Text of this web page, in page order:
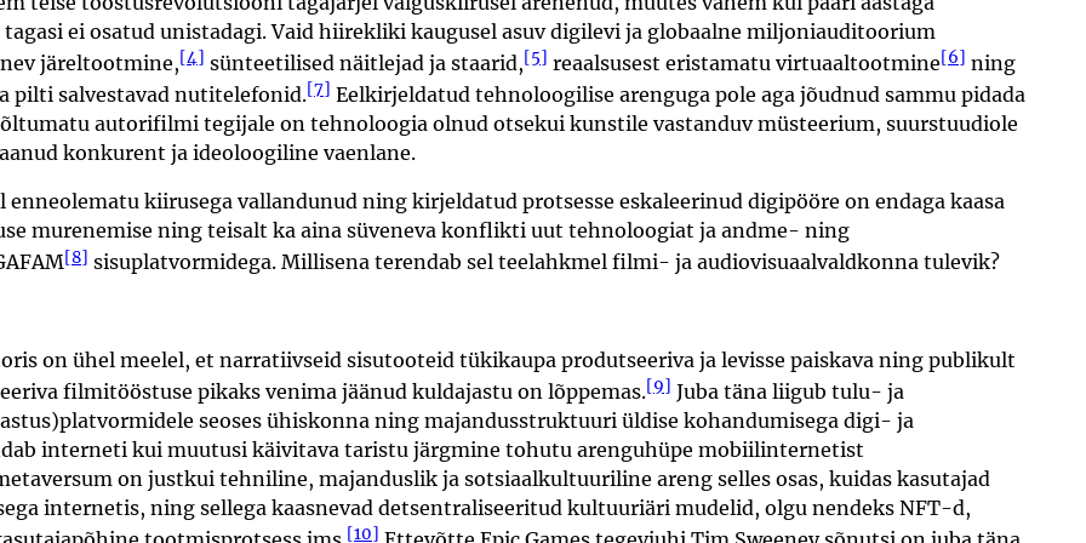
ei osatud unistadagi. Vaid hiirekliki kaugusel asuv digilevi ja globaalne miljoniauditoorium
järeltootmine,[4] sünteetilised näitlejad ja staarid,[5] reaalsusest eristamatu virtuaaltootmine[6] ning
pilti salvestavad nutitelefonid.[7] Eelkirjeldatud tehnoloogilise arenguga pole aga jõudnud sammu pidada
autorifilmi tegijale on tehnoloogia olnud otsekui kunstile vastanduv müsteerium, suurstuudiole
konkurent ja ideoloogiline vaenlane.
enneolematu kiirusega vallandunud ning kirjeldatud protsesse eskaleerinud digipööre on endaga kaasa
murenemise ning teisalt ka aina süveneva konflikti uut tehnoloogiat ja andme- ning
[8] sisuplatvormidega. Millisena terendab sel teelahkmel filmi- ja audiovisuaalvaldkonna tulevik?
on ühel meelel, et narratiivseid sisutooteid tükikaupa produtseeriva ja levisse paiskava ning publikult
filmitööstuse pikaks venima jäänud kuldajastu on lõppemas.[9] Juba täna liigub tulu- ja
seoses ühiskonna ning majandusstruktuuri üldise kohandumisega digi- ja
interneti kui muutusi käivitava taristu järgmine tohutu arenguhüpe mobiilinternetist
on justkui tehniline, majanduslik ja sotsiaalkultuuriline areng selles osas, kuidas kasutajad
internetis, ning sellega kaasnevad detsentraliseeritud kultuuriäri mudelid, olgu nendeks NFT-d,
[10]